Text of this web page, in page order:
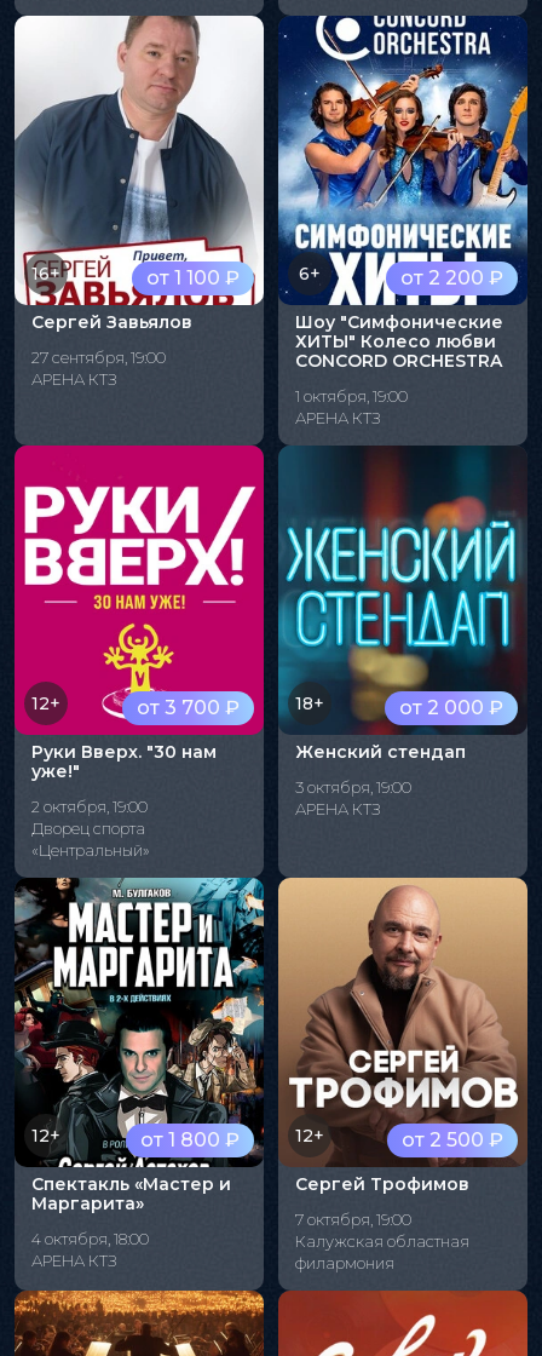
от 1 100 ₽
16+
Сергей Завьялов
27 сентября, 19:00
АРЕНА КТЗ
от 2 200 ₽
6+
Шоу "Симфонические
ХИТЫ" Колесо любви
CONCORD ORCHESTRA
1 октября, 19:00
АРЕНА КТЗ
от 3 700 ₽
12+
Руки Вверх. "30 нам
уже!"
2 октября, 19:00
Дворец спорта
«Центральный»
от 2 000 ₽
18+
Женский стендап
3 октября, 19:00
АРЕНА КТЗ
от 1 800 ₽
12+
Спектакль «Мастер и
Маргарита»
4 октября, 18:00
АРЕНА КТЗ
от 2 500 ₽
12+
Сергей Трофимов
7 октября, 19:00
Калужская областная
филармония